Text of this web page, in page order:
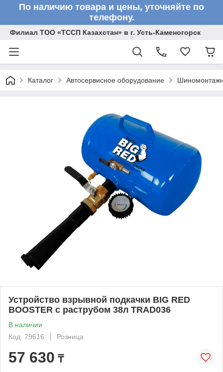
По наличию товара и цены, уточняйте по
телефону.
Филиал ТОО «ТССП Казахстан» в г. Усть-Каменогорск
Каталог Автосервисное оборудование
Устройство взрывной подкачки BIG RED
BOOSTER с раструбом 38л TRAD036
В наличии
Код: 79616
Розница
57 630 ₸